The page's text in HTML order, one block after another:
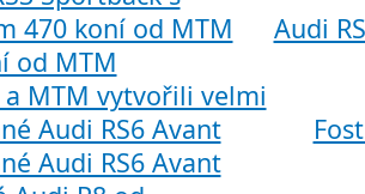
Audi
od MTM
Audi RS6 Avant